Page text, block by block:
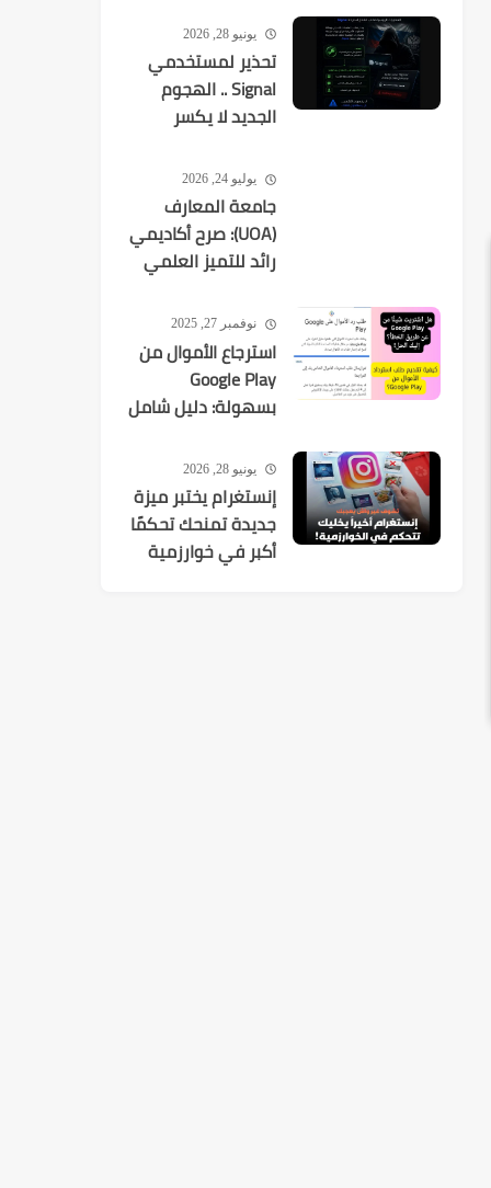
يونيو 28, 2026
تحذير لمستخدمي
Signal .. الهجوم
الجديد لا يكسر
يستهدفك
يوليو 24, 2026
جامعة المعارف
(UOA): صرح أكاديمي
رائد للتميز العلمي
نوفمبر 27, 2025
استرجاع الأموال من
Google Play
بسهولة: دليل شامل
يونيو 28, 2026
إنستغرام يختبر ميزة
جديدة تمنحك تحكمًا
أكبر في خوارزمية